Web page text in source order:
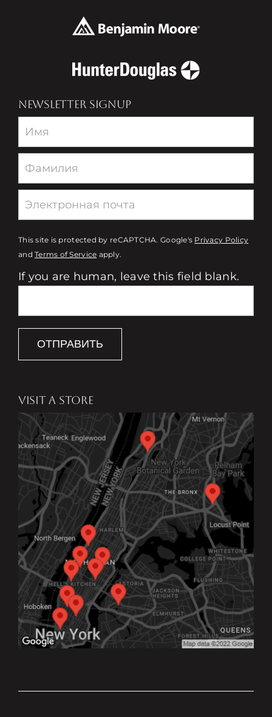
NEWSLETTER SIGNUP
Newsletter
This site is protected by reCAPTCHA. Google's Privacy Policy
andTerms of Service apply.
If you are human, leave this field blank.
ОТПРАВИТЬ
VISIT A STORE